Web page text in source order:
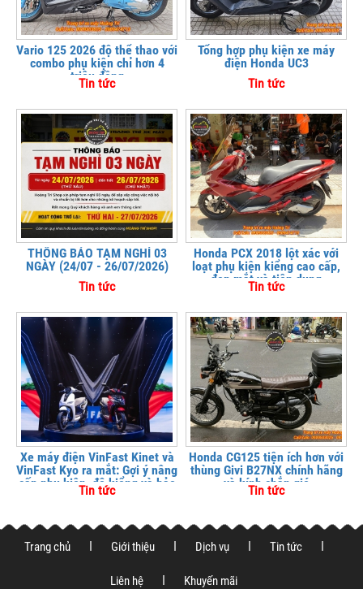
Vario 125 2026 độ thể thao với
combo phụ kiện chỉ hơn 4
triệu đồng
Tin tức
Tổng hợp phụ kiện xe máy
điện Honda UC3
Tin tức
THÔNG BÁO TẠM NGHỈ 03
NGÀY (24/07 - 26/07/2026)
Tin tức
Honda PCX 2018 lột xác với
loạt phụ kiện kiểng cao cấp,
đẹp mắt và tiện dụng
Tin tức
Xe máy điện VinFast Kinet và
VinFast Kyo ra mắt: Gợi ý nâng
cấp phụ kiện, độ kiểng và bảo
vệ xe tại
Tin tức
Honda CG125 tiện ích hơn với
thùng Givi B27NX chính hãng
và kính chắn gió
Tin tức
Trang chủ Giới thiệu Dịch vụ Tin tức
Liên hệ Khuyến mãi